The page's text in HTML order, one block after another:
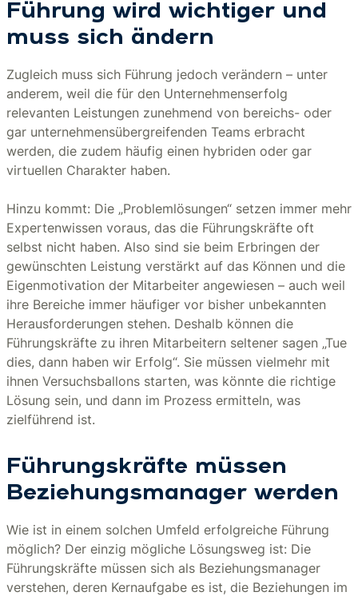
Führung wird wichtiger und
muss sich ändern
Zugleich muss sich Führung jedoch verändern – unter
anderem, weil die für den Unternehmenserfolg
relevanten Leistungen zunehmend von bereichs- oder
gar unternehmensübergreifenden Teams erbracht
werden, die zudem häufig einen hybriden oder gar
virtuellen Charakter haben.
Hinzu kommt: Die „Problemlösungen“ setzen immer mehr
Expertenwissen voraus, das die Führungskräfte oft
selbst nicht haben. Also sind sie beim Erbringen der
gewünschten Leistung verstärkt auf das Können und die
Eigenmotivation der Mitarbeiter angewiesen – auch weil
ihre Bereiche immer häufiger vor bisher unbekannten
Herausforderungen stehen. Deshalb können die
Führungskräfte zu ihren Mitarbeitern seltener sagen „Tue
dies, dann haben wir Erfolg“. Sie müssen vielmehr mit
ihnen Versuchsballons starten, was könnte die richtige
Lösung sein, und dann im Prozess ermitteln, was
zielführend ist.
Führungskräfte müssen
Beziehungsmanager werden
Wie ist in einem solchen Umfeld erfolgreiche Führung
möglich? Der einzig mögliche Lösungsweg ist: Die
Führungskräfte müssen sich als Beziehungsmanager
verstehen, deren Kernaufgabe es ist, die Beziehungen im